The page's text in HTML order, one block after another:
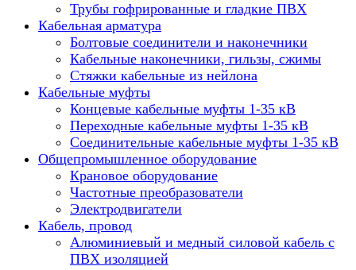
Трубы гофрированные и гладкие ПВХ
Кабельная арматура
Болтовые соединители и наконечники
Кабельные наконечники, гильзы, сжимы
Стяжки кабельные из нейлона
Кабельные муфты
Концевые кабельные муфты 1-35 кВ
Переходные кабельные муфты 1-35 кВ
Соединительные кабельные муфты 1-35 кВ
Общепромышленное оборудование
Крановое оборудование
Частотные преобразователи
Электродвигатели
Кабель, провод
Алюминиевый и медный силовой кабель с
ПВХ изоляцией